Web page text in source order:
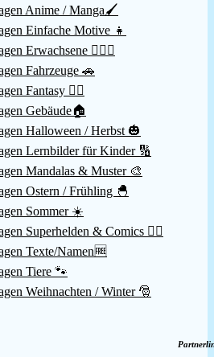
Anime / Manga🖌️
Einfache Motive 👧
Erwachsene 👱🏻‍♀️
Fahrzeuge 🚗
Fantasy 🧚‍♀️
Gebäude🏠
Halloween / Herbst 🎃
Lernbilder für Kinder 🔢
Mandalas & Muster 🎨
Ostern / Frühling 🐣
Sommer ☀️
Superhelden & Comics 🦸‍♂️
Texte/Namen🆓
Tiere 🐾
Weihnachten / Winter 🎅